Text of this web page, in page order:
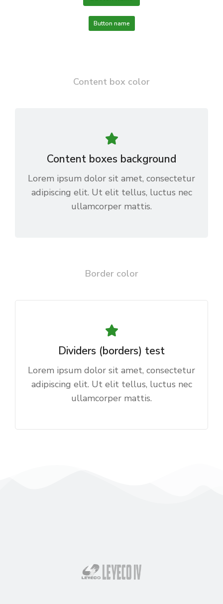
Button name
Content box color
Content boxes background
Lorem ipsum dolor sit amet, consectetur
adipiscing elit. Ut elit tellus, luctus nec
ullamcorper mattis.
Border color
Dividers (borders) test
Lorem ipsum dolor sit amet, consectetur
adipiscing elit. Ut elit tellus, luctus nec
ullamcorper mattis.